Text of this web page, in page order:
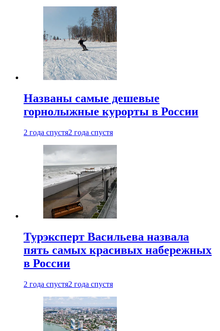
Названы самые дешевые
горнолыжные курорты в России
2 года спустя2 года спустя
Турэксперт Васильева назвала
пять самых красивых набережных
в России
2 года спустя2 года спустя